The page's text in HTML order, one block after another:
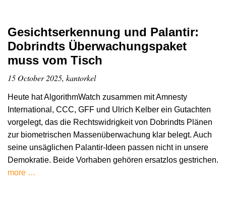
Gesichtserkennung und Palantir:
Dobrindts Überwachungspaket
muss vom Tisch
15 October 2025, kantorkel
Heute hat AlgorithmWatch zusammen mit Amnesty
International, CCC, GFF und Ulrich Kelber ein Gutachten
vorgelegt, das die Rechtswidrigkeit von Dobrindts Plänen
zur biometrischen Massenüberwachung klar belegt. Auch
seine unsäglichen Palantir-Ideen passen nicht in unsere
Demokratie. Beide Vorhaben gehören ersatzlos gestrichen.
more …